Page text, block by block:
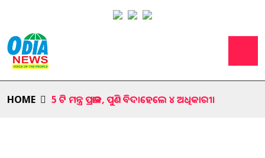
HOME 5 ଟି ମନ୍ତ୍ର ପ୍ରଭାବ, ପୁଣି ବିଦାହେଲେ ୪ ଅଧିକାରୀ।